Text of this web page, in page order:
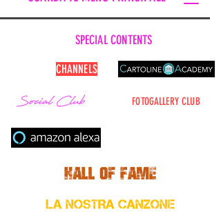
FOTOGALLERY CLUB
CHANNELS
SPECIAL CONTENTS